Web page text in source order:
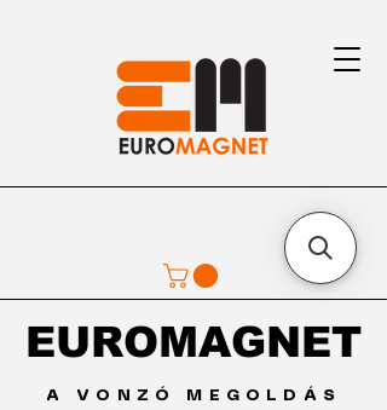
A VONZÓ MEGOLDÁS
EUROMAGNET
EUROMAGNET